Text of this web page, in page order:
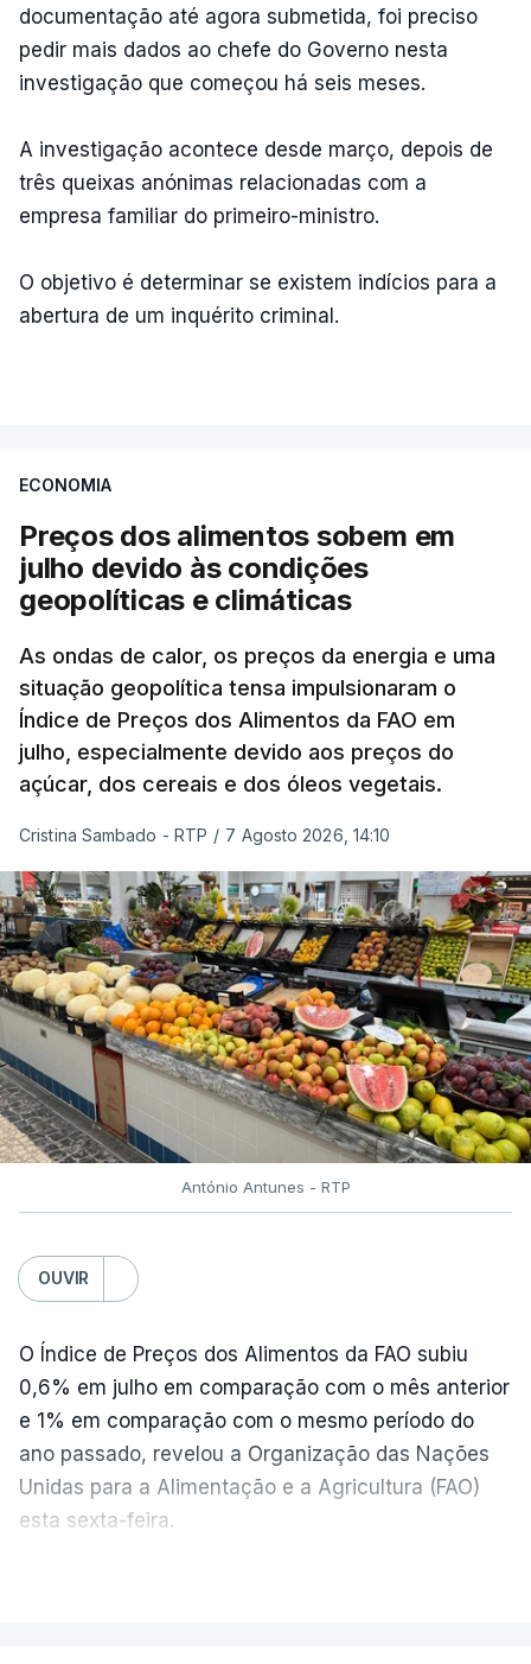
documentação até agora submetida, foi preciso
pedir mais dados ao chefe do Governo nesta
investigação que começou há seis meses.
A investigação acontece desde março, depois de
três queixas anónimas relacionadas com a
empresa familiar do primeiro-ministro.
O objetivo é determinar se existem indícios para a
abertura de um inquérito criminal.
ECONOMIA
Preços dos alimentos sobem em
julho devido às condições
geopolíticas e climáticas
As ondas de calor, os preços da energia e uma
situação geopolítica tensa impulsionaram o
Índice de Preços dos Alimentos da FAO em
julho, especialmente devido aos preços do
açúcar, dos cereais e dos óleos vegetais.
Cristina Sambado - RTP / 7 Agosto 2026, 14:10
António Antunes - RTP
OUVIR
O Índice de Preços dos Alimentos da FAO subiu
0,6% em julho em comparação com o mês anterior
e 1% em comparação com o mesmo período do
ano passado, revelou a Organização das Nações
Unidas para a Alimentação e a Agricultura (FAO)
esta sexta-feira.